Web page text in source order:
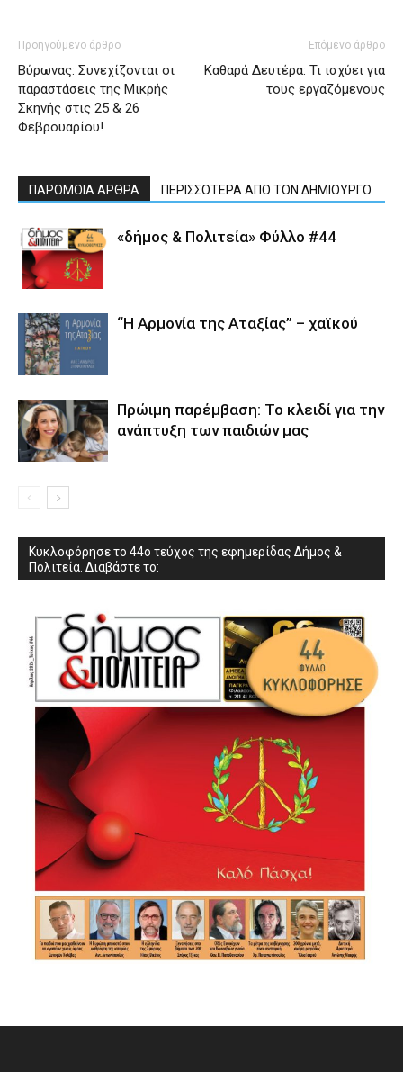
Προηγούμενο άρθρο
Βύρωνας: Συνεχίζονται οι
παραστάσεις της Μικρής
Σκηνής στις 25 & 26
Φεβρουαρίου!
Επόμενο άρθρο
Καθαρά Δευτέρα: Τι ισχύει για
τους εργαζόμενους
ΠΑΡΟΜΟΙΑ ΑΡΘΡΑ ΠΕΡΙΣΣΟΤΕΡΑ ΑΠΟ ΤΟΝ ΔΗΜΙΟΥΡΓΟ
«δήμος & Πολιτεία» Φύλλο #44
“Η Αρμονία της Αταξίας” – χαϊκού
Πρώιμη παρέμβαση: Το κλειδί για την
ανάπτυξη των παιδιών µας
Κυκλοφόρησε το 44ο τεύχος της εφημερίδας Δήμος &
Πολιτεία. Διαβάστε το: